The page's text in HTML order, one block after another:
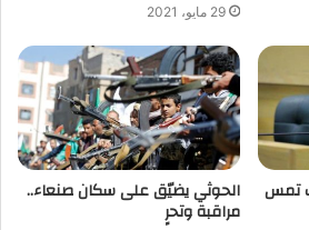
29 مايو، 2021
تمس الحوثي يضيّق على سكان صنعاء..
مراقبة وتحرٍ